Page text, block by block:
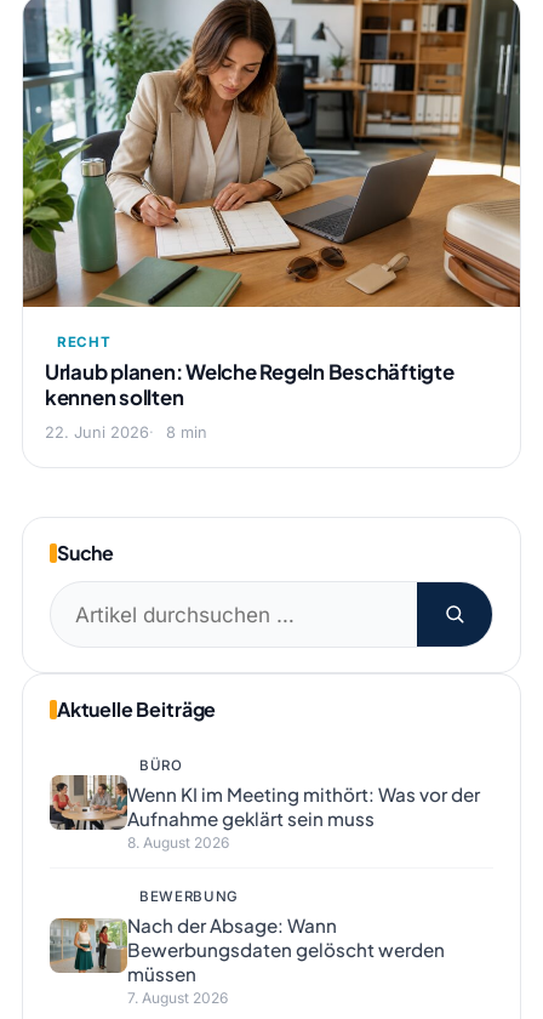
RECHT
Urlaub planen: Welche Regeln Beschäftigte
kennen sollten
22. Juni 2026 8 min
Suche
Suchen
nach:
Aktuelle Beiträge
BÜRO
Wenn KI im Meeting mithört: Was vor der
Aufnahme geklärt sein muss
8. August 2026
BEWERBUNG
Nach der Absage: Wann
Bewerbungsdaten gelöscht werden
müssen
7. August 2026